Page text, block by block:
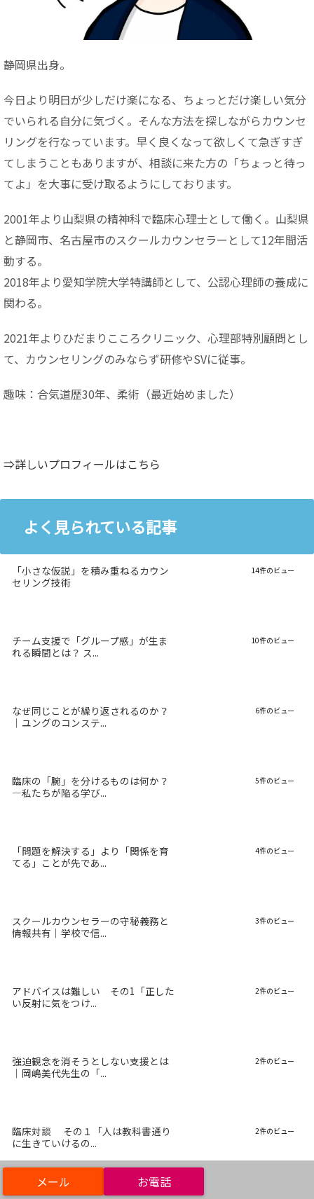
静岡県出身。
今日より明日が少しだけ楽になる、ちょっとだけ楽しい気分
でいられる自分に気づく。そんな方法を探しながらカウンセ
リングを行なっています。早く良くなって欲しくて急ぎすぎ
てしまうこともありますが、相談に来た方の「ちょっと待っ
てよ」を大事に受け取るようにしております。
2001年より山梨県の精神科で臨床心理士として働く。山梨県
と静岡市、名古屋市のスクールカウンセラーとして12年間活
動する。
2018年より愛知学院大学特講師として、公認心理師の養成に
関わる。
2021年よりひだまりこころクリニック、心理部特別顧問とし
て、カウンセリングのみならず研修やSVに従事。
趣味：合気道歴30年、柔術（最近始めました）
⇒詳しいプロフィールはこちら
よく見られている記事
「小さな仮説」を積み重ねるカウン
セリング技術
14件のビュー
チーム支援で「グループ感」が生ま
れる瞬間とは？ ス...
10件のビュー
なぜ同じことが繰り返されるのか？
｜ユングのコンステ...
6件のビュー
臨床の「腕」を分けるものは何か？
―私たちが陥る学び...
5件のビュー
「問題を解決する」より「関係を育
てる」ことが先であ...
4件のビュー
スクールカウンセラーの守秘義務と
情報共有｜学校で信...
3件のビュー
アドバイスは難しい その1「正した
い反射に気をつけ...
2件のビュー
強迫観念を消そうとしない支援とは
｜岡嶋美代先生の「...
2件のビュー
臨床対談 その１「人は教科書通り
に生きていけるの...
2件のビュー